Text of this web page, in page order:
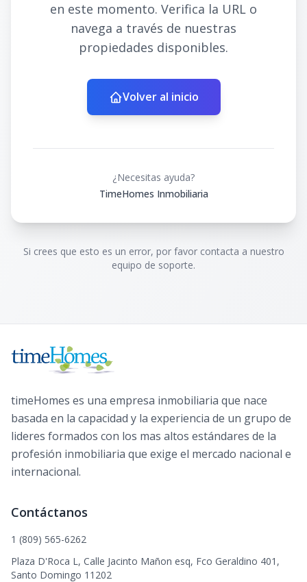
en este momento. Verifica la URL o
navega a través de nuestras
propiedades disponibles.
Volver al inicio
¿Necesitas ayuda?
TimeHomes Inmobiliaria
Si crees que esto es un error, por favor contacta a nuestro
equipo de soporte.
timeHomes es una empresa inmobiliaria que nace
basada en la capacidad y la experiencia de un grupo de
lideres formados con los mas altos estándares de la
profesión inmobiliaria que exige el mercado nacional e
internacional.
Contáctanos
1 (809) 565-6262
Plaza D'Roca L, Calle Jacinto Mañon esq, Fco Geraldino 401,
Santo Domingo 11202